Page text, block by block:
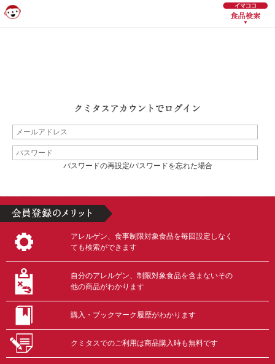
パスワードの再設定/パスワードを忘れた場合
アレルゲン、食事制限対象食品を毎回設定しなく
ても検索ができます
自分のアレルゲン、制限対象食品を含まないその
他の商品がわかります
購入・ブックマーク履歴がわかります
クミタスでのご利用は商品購入時も無料です